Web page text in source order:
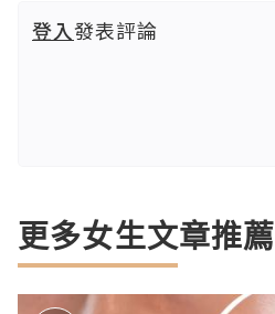
登入發表評論
更多女生文章推薦